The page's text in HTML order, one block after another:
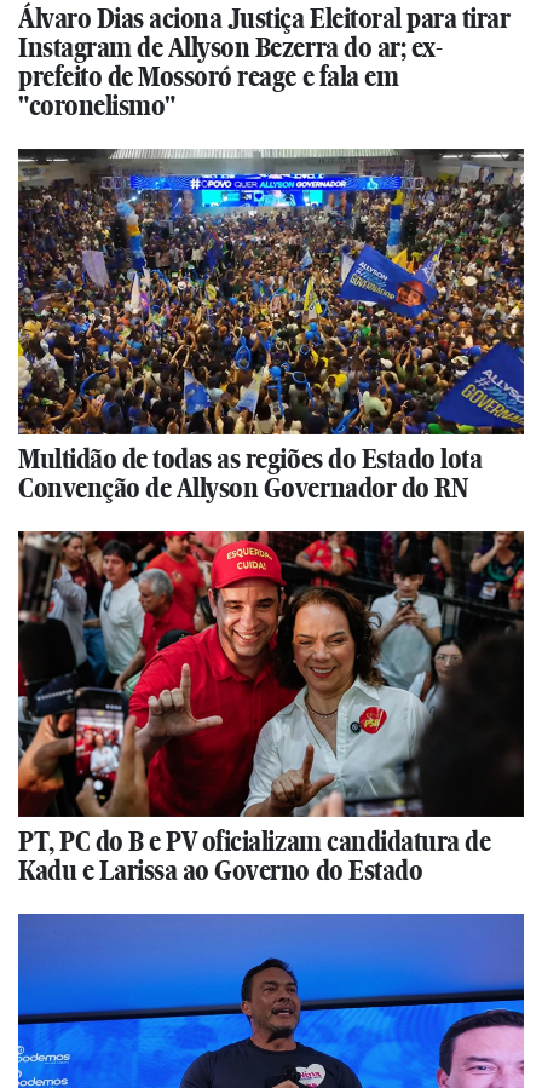
Álvaro Dias aciona Justiça Eleitoral para tirar
Instagram de Allyson Bezerra do ar; ex-
prefeito de Mossoró reage e fala em
"coronelismo"
Multidão de todas as regiões do Estado lota
Convenção de Allyson Governador do RN
PT, PC do B e PV oficializam candidatura de
Kadu e Larissa ao Governo do Estado